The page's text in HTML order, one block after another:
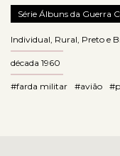
Série Álbuns da Guerra
Individual Rural Preto e
década 1960
#farda militar #avião